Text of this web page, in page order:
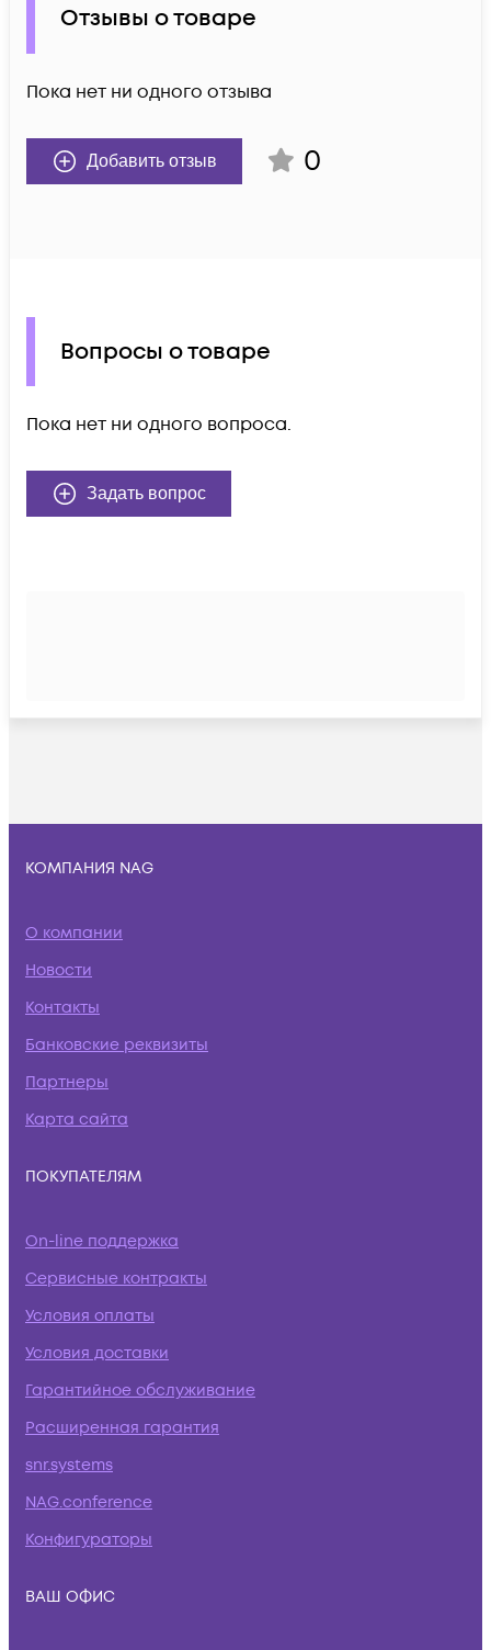
Отзывы о товаре
Пока нет ни одного отзыва
Добавить отзыв 0
Вопросы о товаре
Пока нет ни одного вопроса.
Задать вопрос
КОМПАНИЯ NAG
О компании
Новости
Контакты
Банковские реквизиты
Партнеры
Карта сайта
ПОКУПАТЕЛЯМ
On-line поддержка
Сервисные контракты
Условия оплаты
Условия доставки
Гарантийное обслуживание
Расширенная гарантия
snr.systems
NAG.conference
Конфигураторы
ВАШ ОФИС